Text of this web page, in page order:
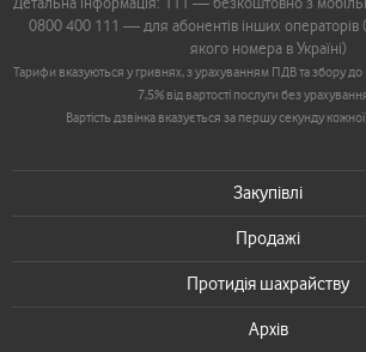
0800 400 111 — для абонентів інших операторів
якого номера в Україні)
Тарифи вказуються у гривнях, з урахуванням ПДВ та збору до
7,5% від вартості послуги без
Вартість дзвінка вказується за першу секунду
Закупівлі
Продажі
Протидія шахрайству
Архів